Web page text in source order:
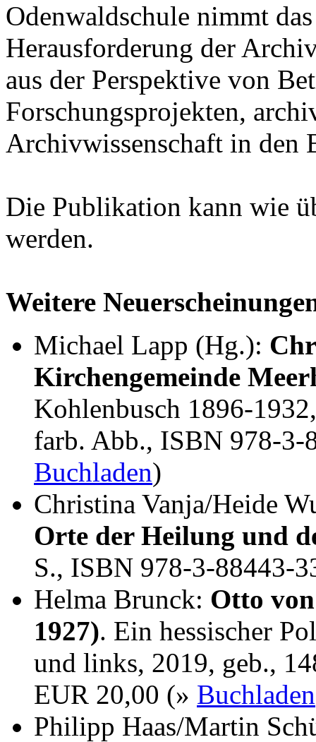
Odenwaldschule nimmt
Herausforderung der
aus der Perspektive von
Forschungsprojekten,
Archivwissenschaft in den
Die Publikation kann wie
werden.
Weitere
Michael Lapp (Hg.):
Kirchengemeinde
Kohlenbusch 1896-
farb. Abb., ISBN 978-3-
Buchladen)
Christina Vanja/Heide
Orte der Heilung und
S., ISBN 978-3-88443-
Helma Brunck: Otto
1927). Ein hessischer
und links, 2019, geb.,
EUR 20,00 (» Buchladen
Philipp Haas/Martin